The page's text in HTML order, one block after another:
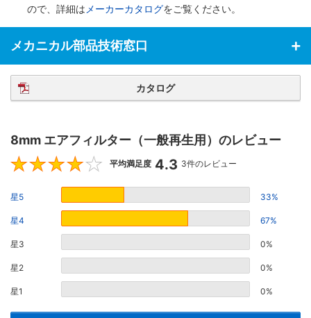
ので、詳細は メーカーカタログをご覧ください。
メカニカル部品技術窓口
カタログ
8mm エアフィルター（一般再生用）のレビュー
4.3
平均満足度 4.3 3件のレビュー
星5 33%
星4 67%
星3 0%
星2 0%
星1 0%